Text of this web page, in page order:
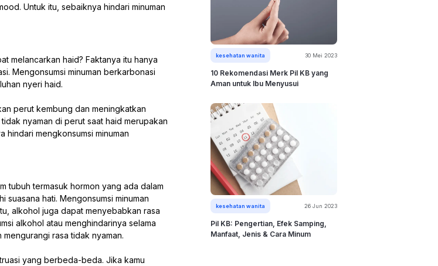
Untuk itu, sebaiknya hindari minuman
melancarkan haid? Faktanya itu hanya
Mengonsumsi minuman berkarbonasi
nyeri haid.
perut kembung dan meningkatkan
nyaman di perut saat haid merupakan
hindari mengkonsumsi minuman
tubuh termasuk hormon yang ada dalam
suasana hati. Mengonsumsi minuman
alkohol juga dapat menyebabkan rasa
alkohol atau menghindarinya selama
rasa tidak nyaman.
yang berbeda-beda. Jika kamu
kesehatan wanita 30 Mei 2023
10 Rekomendasi Merk Pil KB yang
Aman untuk Ibu Menyusui
kesehatan wanita 26 Jun 2023
Pil KB: Pengertian, Efek Samping,
Manfaat, Jenis & Cara Minum